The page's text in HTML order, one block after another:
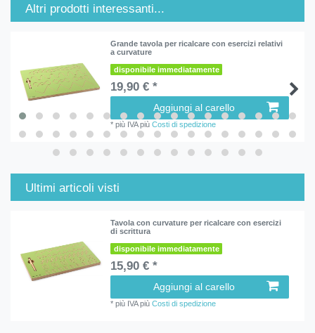
Altri prodotti interessanti...
Grande tavola per ricalcare con esercizi relativi
a curvature
disponibile immediatamente
19,90 € *
Aggiungi al carello
*più IVApiùCosti di spedizione
Ultimi articoli visti
Tavola con curvature per ricalcare con esercizi
di scrittura
disponibile immediatamente
15,90 € *
Aggiungi al carello
*più IVApiùCosti di spedizione